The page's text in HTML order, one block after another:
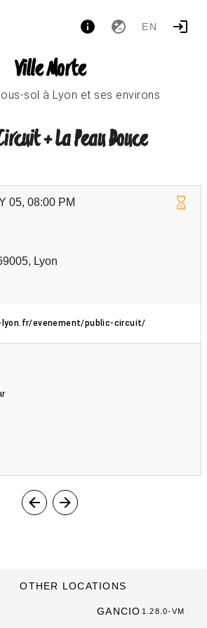
EN
Ville Morte
sol à Lyon et ses environs
+ La Peau Douce
05, 08:00 PM
Lyon
evenement/public-circuit/
OTHER LOCATIONS
GANCIO 1.28.0-VM